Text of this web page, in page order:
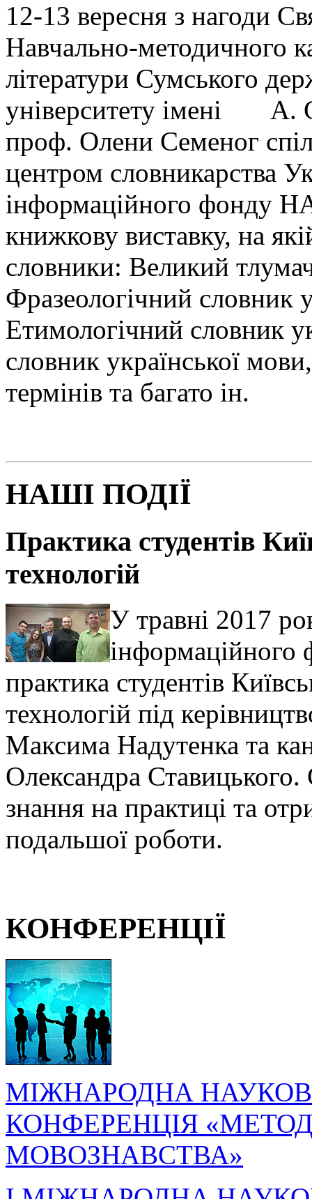
12-13 вересня з нагоди
Навчально-методичного
літератури Сумського
університету імені А.
проф. Олени Семеног
центром словникарства
інформаційного фонду
книжкову виставку, на
словники: Великий
Фразеологічний словник
Етимологічний словник
словник української
термінів та багато ін.
НАШІ ПОДІЇ
Практика студентів
технологій
У травні 2017
практика студентів
технологій під
Максима Надутенка та
Олександра Ставицького.
знання на практиці та
подальшої роботи.
КОНФЕРЕНЦІЇ
МІЖНАРОДНА
КОНФЕРЕНЦІЯ
МОВОЗНАВСТВА»